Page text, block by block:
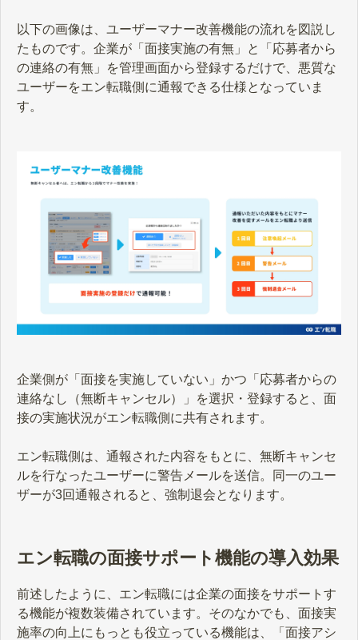
以下の画像は、ユーザーマナー改善機能の流れを図説し
たものです。企業が「面接実施の有無」と「応募者から
の連絡の有無」を管理画面から登録するだけで、悪質な
ユーザーをエン転職側に通報できる仕様となっていま
す。
企業側が「面接を実施していない」かつ「応募者からの
連絡なし（無断キャンセル）」を選択・登録すると、面
接の実施状況がエン転職側に共有されます。
エン転職側は、通報された内容をもとに、無断キャンセ
ルを行なったユーザーに警告メールを送信。同一のユー
ザーが3回通報されると、強制退会となります。
エン転職の面接サポート機能の導入効果
前述したように、エン転職には企業の面接をサポートす
る機能が複数装備されています。そのなかでも、面接実
施率の向上にもっとも役立っている機能は、「面接アシ